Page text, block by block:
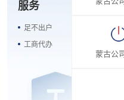
服务
足不出户
工商代办
蒙古公